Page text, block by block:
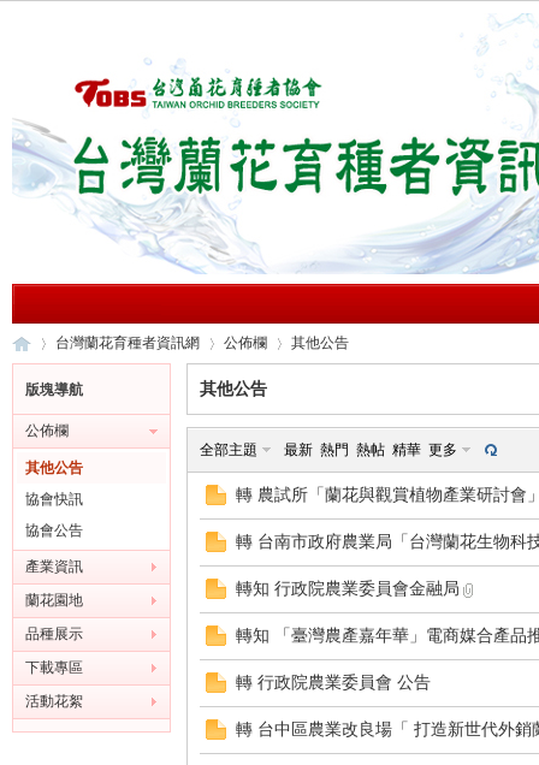
台
灣
»
台灣蘭花育種者資訊網
›
公佈欄
›
其他公告
版塊導航
公佈欄
其他公告
協會快訊
協會公告
產業資訊
蘭花園地
品種展示
下載專區
活動花絮
其他公告
全部主題 最新 熱門 熱帖 精華 更多
轉 農試所「蘭花與觀賞植物產業研討會
轉 台南市政府農業局「台灣蘭花生物科
轉知 行政院農業委員會金融局
轉知 「臺灣農產嘉年華」電商媒合產品
轉 行政院農業委員會 公告
轉 台中區農業改良場「 打造新世代外銷